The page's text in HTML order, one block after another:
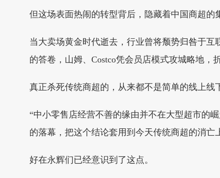
但这场表面热闹的转型背后，隐藏着中国商超的
当大卖场黄金时代逝去，行业曾将颓势归咎于
的答卷，山姆、Costco凭会员店模式攻城略地，
真正杀死传统商超的，从来都不是简单的线上线
“中小零售店经营不善的缘由并不在大型超市的
的落幕，把这个结论套用到今天传统商超的消亡
好在永辉们已经意识到了这点。